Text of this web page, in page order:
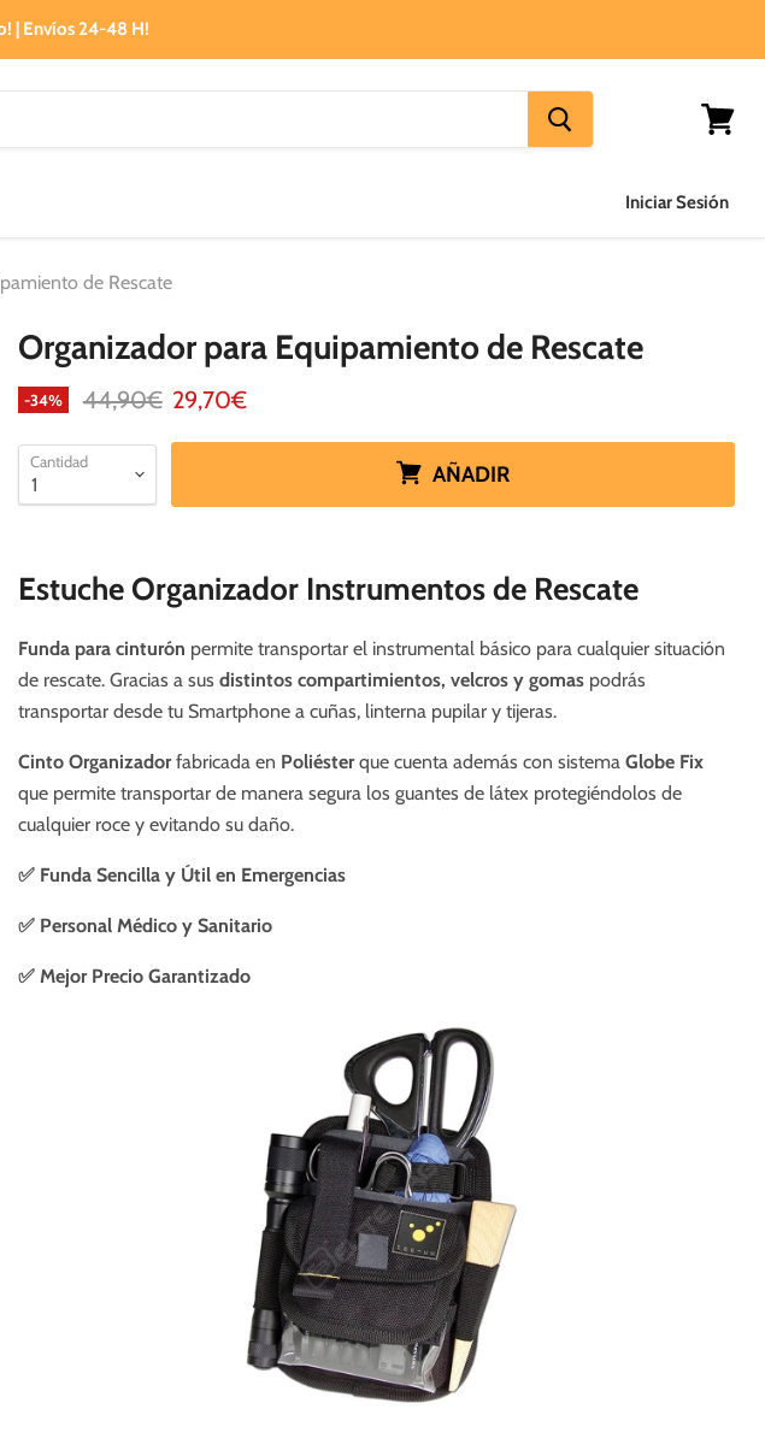
| Envíos 24-48 H!
Iniciar Sesión
de Rescate
Organizador para Equipamiento de Rescate
-34% Precio original
44,90€ Precio actual
29,70€
Cantidad AÑADIR
Estuche Organizador Instrumentos de Rescate
Funda para cinturón permite transportar el instrumental básico para cualquier situación
de rescate. Gracias a sus distintos compartimientos, velcros y gomaspodrás
transportar desde tu Smartphone a cuñas, linterna pupilar y tijeras.
Cinto Organizadorfabricada en Poliésterque cuenta además con sistema Globe Fix
que permite transportar de manera segura los guantes de látex protegiéndolos de
cualquier roce y evitando su daño.
✅Funda Sencilla y Útil en Emergencias
✅ Personal Médico y Sanitario
✅ Mejor Precio Garantizado